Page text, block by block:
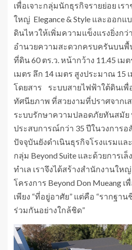
เพื่อเจาะกลุ่มนักธุรกิจรายย่อย เร
ใหญ่ Elegance & Style และออก
ดินไหวให้เพิ่มความแข็งแรงยิ่งก
อำนวยความสะดวกครบครันบนพื้
ที่ดิน 60 ตร.ว. หน้ากว้าง 11.45 เม
เมตร ลึก 14 เมตร สูงประมาณ 15
โดยสาร ระบบสายไฟฟ้าใต้ดินเ
ทัศนียภาพ ที่สวยงามที่ปราศจากเ
ระบบรักษาความปลอดภัยทันสมัย
ประสบการณ์กว่า 35 ปีในวงการอ
ปัจจุบันยังดำเนินธุรกิจโรงแรมแล
กลุ่ม Beyond Suite และด้วยการเ
ทำเล เราจึงได้สร้างสำนักงานใ
โครงการ Beyond Don Mueang
เพียง “ที่อยู่อาศัย” แต่คือ “รากฐาน
ร่วมกันอย่างใกล้ชิด”